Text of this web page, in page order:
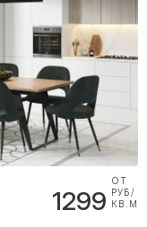
1299
ОТ
РУБ/
КВ.М